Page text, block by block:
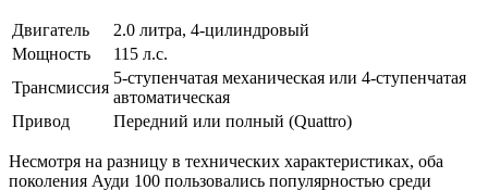
Двигатель
2.0 литра, 4-цилиндровый
Мощность
115 л.с.
Трансмиссия
5-ступенчатая механическая или 4-ступенчатая
автоматическая
Привод
Передний или полный (Quattro)
Несмотря на разницу в технических характеристиках, оба
поколения Ауди 100 пользовались популярностью среди